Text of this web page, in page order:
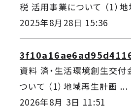
税 活用事業について （1）
2025年8月28日 15:36
資料 済・生活環境創生交
ついて （1）地域再生計画 ...
2026年8月 3日 11:51